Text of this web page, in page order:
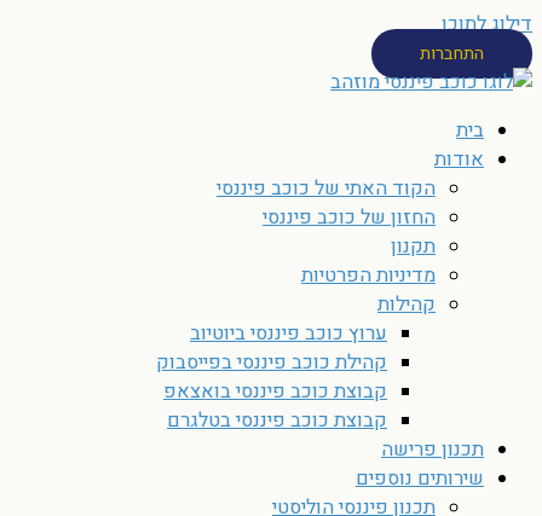
דילוג לתוכן
התחברות
בית
אודות
הקוד האתי של כוכב פיננסי
החזון של כוכב פיננסי
תקנון
מדיניות הפרטיות
קהילות
ערוץ כוכב פיננסי ביוטיוב
קהילת כוכב פיננסי בפייסבוק
קבוצת כוכב פיננסי בואצאפ
קבוצת כוכב פיננסי בטלגרם
תכנון פרישה
שירותים נוספים
תכנון פיננסי הוליסטי